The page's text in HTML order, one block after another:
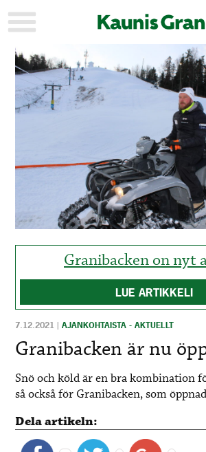
KAUPUNKI
STADEN
AJANKOHTAISTA
AKTUELLT
URHEILU
HISTORIA
YLEINEN
ALLMÄN
MAINOSTAJILLE
FÖR
ANNONSÖRER
Granibacken on nyt
LUE ARTIKKELI
7.12.2021 |AJANKOHTAISTA - AKTUELLT
Granibacken är nu
Snö och köld är en bra kombination
så också för Granibacken, som
Dela artikeln: